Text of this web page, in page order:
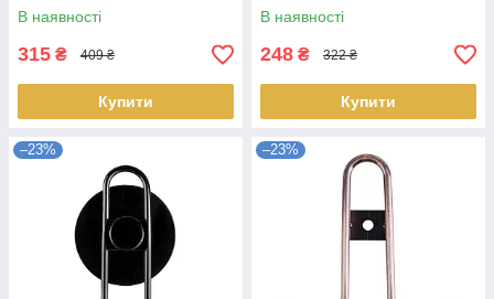
В наявності
315 ₴ 409 ₴
Купити
В наявності
248 ₴ 322 ₴
Купити
–23% –23%